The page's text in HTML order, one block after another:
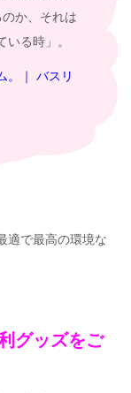
か、それは
いる時」。
。｜ バスリ
適で最高の環境な
グッズをご